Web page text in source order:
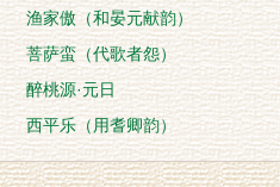
韵）
渔家傲（和晏元献韵）
菩萨蛮（代歌者怨）
醉桃源·元日
西平乐（用耆卿韵）